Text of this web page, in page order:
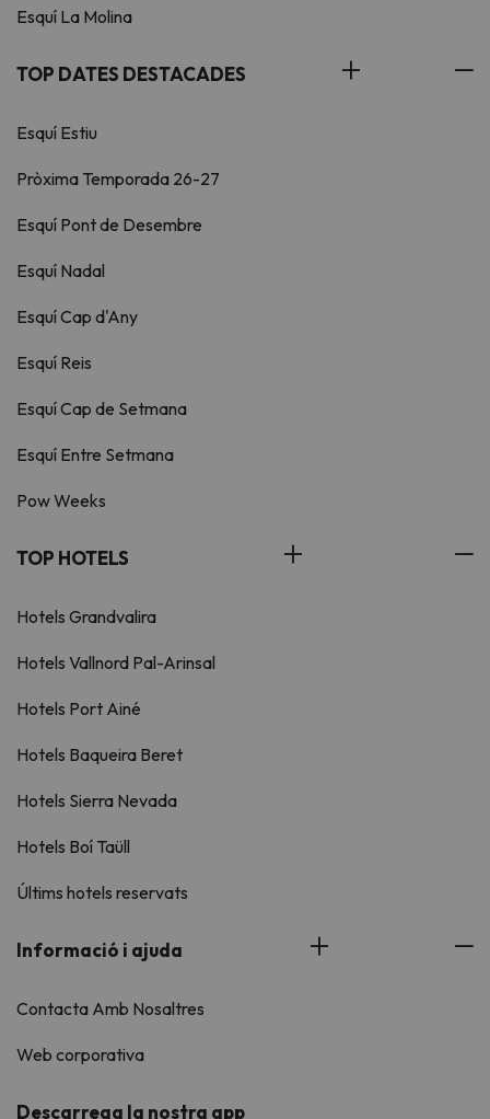
Esquí La Molina
TOP DATES DESTACADES
Esquí Estiu
Pròxima Temporada 26-27
Esquí Pont de Desembre
Esquí Nadal
Esquí Cap d'Any
Esquí Reis
Esquí Cap de Setmana
Esquí Entre Setmana
Pow Weeks
TOP HOTELS
Hotels Grandvalira
Hotels Vallnord Pal-Arinsal
Hotels Port Ainé
Hotels Baqueira Beret
Hotels Sierra Nevada
Hotels Boí Taüll
Últims hotels reservats
Informació i ajuda
Contacta Amb Nosaltres
Web corporativa
Descarrega la nostra app